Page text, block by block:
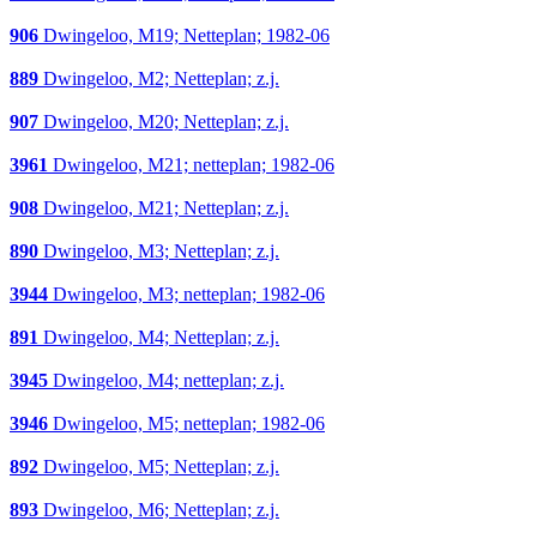
906 Dwingeloo, M19; Netteplan; 1982-06
889 Dwingeloo, M2; Netteplan; z.j.
907 Dwingeloo, M20; Netteplan; z.j.
3961 Dwingeloo, M21; netteplan; 1982-06
908 Dwingeloo, M21; Netteplan; z.j.
890 Dwingeloo, M3; Netteplan; z.j.
3944 Dwingeloo, M3; netteplan; 1982-06
891 Dwingeloo, M4; Netteplan; z.j.
3945 Dwingeloo, M4; netteplan; z.j.
3946 Dwingeloo, M5; netteplan; 1982-06
892 Dwingeloo, M5; Netteplan; z.j.
893 Dwingeloo, M6; Netteplan; z.j.